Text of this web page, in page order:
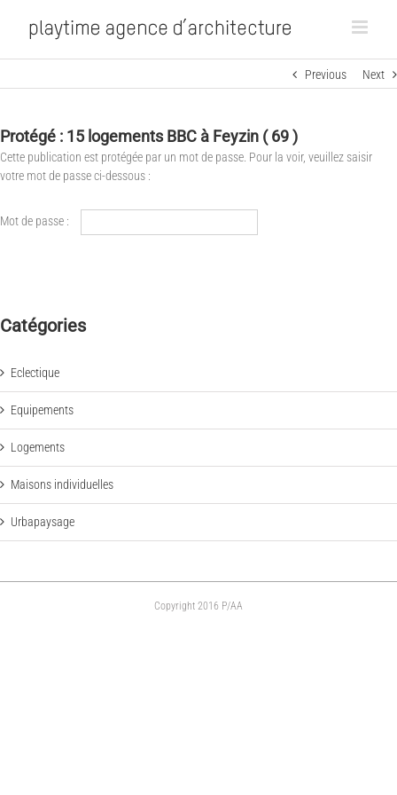
Previous Next
Protégé : 15 logements BBC à Feyzin ( 69 )
Cette publication est protégée par un mot de passe. Pour la voir, veuillez saisir
votre mot de passe ci-dessous :
Mot de passe :
Catégories
Eclectique
Equipements
Logements
Maisons individuelles
Urbapaysage
Copyright 2016 P/AA